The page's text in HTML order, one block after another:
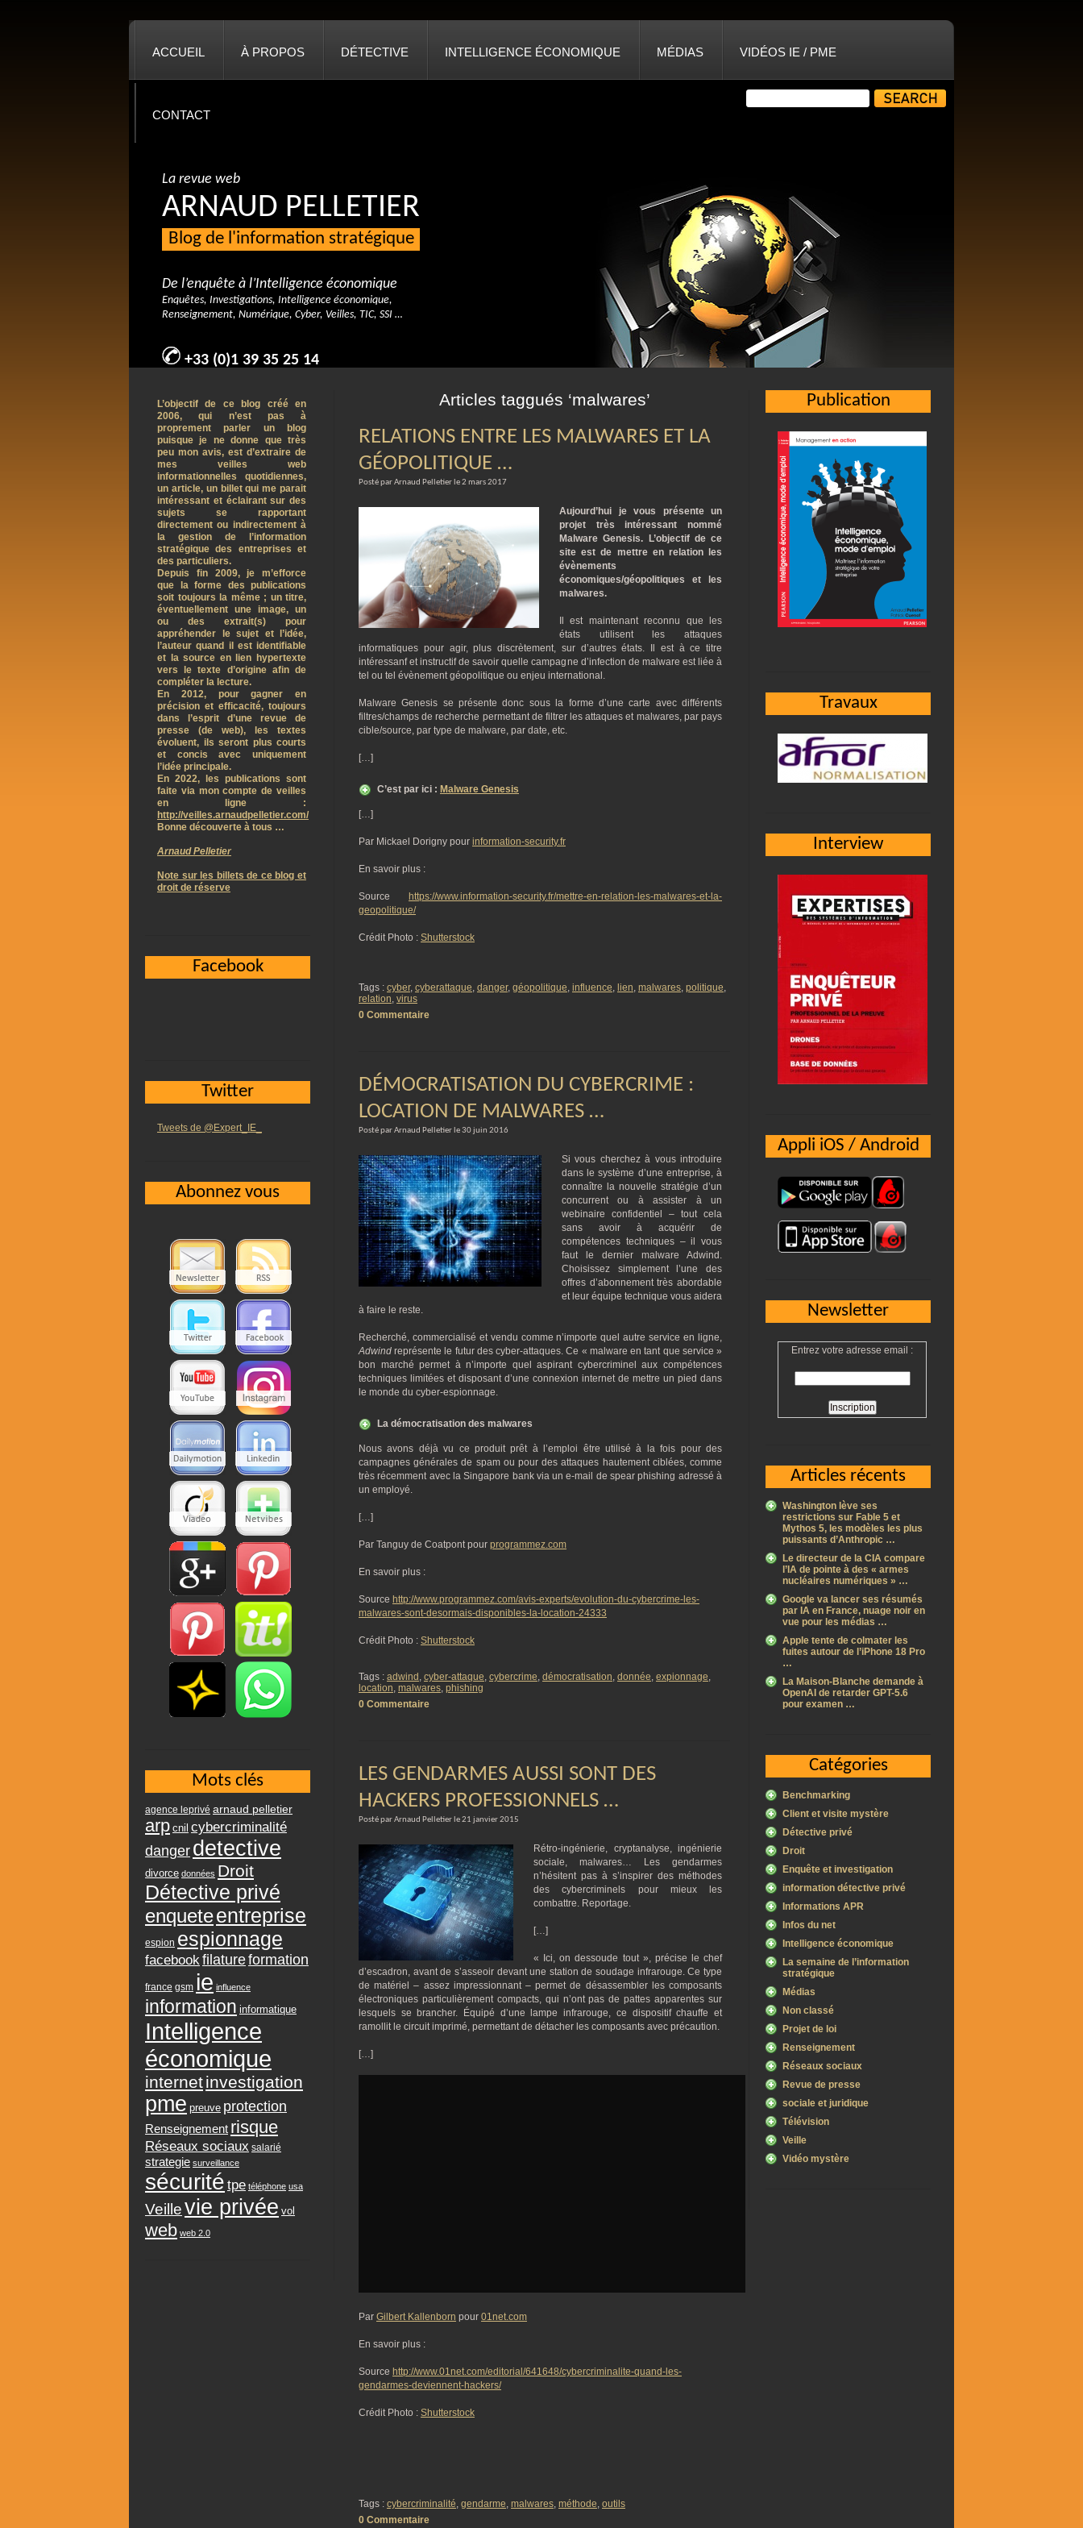
ACCUEIL À PROPOS DÉTECTIVE INTELLIGENCE ÉCONOMIQUE MÉDIAS VIDÉOS IE / PME
CONTACT
La revue web
ARNAUD PELLETIER
Blog de l'information stratégique
De l’enquête à l’Intelligence économique
Enquêtes, Investigations, Intelligence économique,
Renseignement, Numérique, Cyber, Veilles, TIC, SSI …
+33 (0)1 39 35 25 14
Articles taggués ‘malwares’
RELATIONS ENTRE LES MALWARES ET LA
GÉOPOLITIQUE …
Posté par Arnaud Pelletier le 2 mars 2017
Aujourd’hui je vous présente un
projet très intéressant nommé
Malware Genesis. L’objectif de ce
site est de mettre en relation les
évènements
économiques/géopolitiques et les
malwares.
Il est maintenant reconnu que les
états utilisent les attaques
informatiques pour agir, plus discrètement, sur d’autres états. Il est à ce titre
intéressanf et instructif de savoir quelle campagne d’infection de malware est liée à
tel ou tel évènement géopolitique ou enjeu international.
Malware Genesis se présente donc sous la forme d’une carte avec différents
filtres/champs de recherche permettant de filtrer les attaques et malwares, par pays
cible/source, par type de malware, par date, etc.
[…]
C’est par ici : Malware Genesis
[…]
Par Mickael Dorigny pour information-security.fr
En savoir plus :
Source
https://www.information-security.fr/mettre-en-relation-les-malwares-et-la-
geopolitique/
Crédit Photo : Shutterstock
Tags : cyber, cyberattaque, danger, géopolitique, influence, lien, malwares, politique,
relation, virus
0 Commentaire
DÉMOCRATISATION DU CYBERCRIME :
LOCATION DE MALWARES …
Posté par Arnaud Pelletier le 30 juin 2016
Si vous cherchez à vous introduire
dans le système d’une entreprise, à
connaître la nouvelle stratégie d’un
concurrent ou à assister à un
webinaire confidentiel – tout cela
sans avoir à acquérir de
compétences techniques – il vous
faut le dernier malware Adwind.
Choisissez simplement l’une des
offres d’abonnement très abordable
et leur équipe technique vous aidera
à faire le reste.
Recherché, commercialisé et vendu comme n’importe quel autre service en ligne,
Adwind représente le futur des cyber-attaques. Ce « malware en tant que service »
bon marché permet à n’importe quel aspirant cybercriminel aux compétences
techniques limitées et disposant d’une connexion internet de mettre un pied dans
le monde du cyber-espionnage.
La démocratisation des malwares
Nous avons déjà vu ce produit prêt à l’emploi être utilisé à la fois pour des
campagnes générales de spam ou pour des attaques hautement ciblées, comme
très récemment avec la Singapore bank via un e-mail de spear phishing adressé à
un employé.
[…]
Par Tanguy de Coatpont pour programmez.com
En savoir plus :
Source http://www.programmez.com/avis-experts/evolution-du-cybercrime-les-
malwares-sont-desormais-disponibles-la-location-24333
Crédit Photo : Shutterstock
Tags : adwind , cyber-attaque, cybercrime, démocratisation, donnée, expionnage,
location, malwares, phishing
0 Commentaire
LES GENDARMES AUSSI SONT DES
HACKERS PROFESSIONNELS …
Posté par Arnaud Pelletier le 21 janvier 2015
Rétro-ingénierie, cryptanalyse, ingénierie
sociale, malwares… Les gendarmes
n’hésitent pas à s’inspirer des méthodes
des cybercriminels pour mieux les
combattre. Reportage.
[…]
« Ici, on dessoude tout », précise le chef
d’escadron, avant de s’asseoir devant une station de soudage infrarouge. Ce type
de matériel – assez impressionnant – permet de désassembler les composants
électroniques particulièrement compacts, qui n’ont pas de pattes apparentes sur
lesquels se brancher. Équipé d’une lampe infrarouge, ce dispositif chauffe et
ramollit le circuit imprimé, permettant de détacher les composants avec précaution.
[…]
Par Gilbert Kallenborn pour 01net.com
En savoir plus :
Source http://www.01net.com/editorial/641648/cybercriminalite-quand-les-
gendarmes-deviennent-hackers/
Crédit Photo : Shutterstock
Tags : cybercriminalité, gendarme, malwares, méthode, outils
0 Commentaire
Publication
Travaux
Interview
Appli iOS / Android
Newsletter
Entrez votre adresse email :
Articles récents
Washington lève ses
restrictions sur Fable 5 et
Mythos 5, les modèles les plus
puissants d’Anthropic …
Le directeur de la CIA compare
l’IA de pointe à des « armes
nucléaires numériques » …
Google va lancer ses résumés
par IA en France, nuage noir en
vue pour les médias …
Apple tente de colmater les
fuites autour de l’iPhone 18 Pro
…
La Maison-Blanche demande à
OpenAI de retarder GPT-5.6
pour examen …
Catégories
Benchmarking
Client et visite mystère
Détective privé
Droit
Enquête et investigation
information détective privé
Informations APR
Infos du net
Intelligence économique
La semaine de l’information
stratégique
Médias
Non classé
Projet de loi
Renseignement
Réseaux sociaux
Revue de presse
sociale et juridique
Télévision
Veille
Vidéo mystère
L’objectif de ce blog créé en
2006, qui n’est pas à
proprement parler un blog
puisque je ne donne que très
peu mon avis, est d’extraire de
mes veilles web
informationnelles quotidiennes,
un article, un billet qui me parait
intéressant et éclairant sur des
sujets se rapportant
directement ou indirectement à
la gestion de l’information
stratégique des entreprises et
des particuliers.
Depuis fin 2009, je m’efforce
que la forme des publications
soit toujours la même ; un titre,
éventuellement une image, un
ou des extrait(s) pour
appréhender le sujet et l’idée,
l’auteur quand il est identifiable
et la source en lien hypertexte
vers le texte d’origine afin de
compléter la lecture.
En 2012, pour gagner en
précision et efficacité, toujours
dans l’esprit d’une revue de
presse (de web), les textes
évoluent, ils seront plus courts
et concis avec uniquement
l’idée principale.
En 2022, les publications sont
faite via mon compte de veilles
en ligne :
http://veilles.arnaudpelletier.com/
Bonne découverte à tous …
Arnaud Pelletier
Note sur les billets de ce blog et
droit de réserve
Facebook
Twitter
Tweets de @Expert_IE_
Abonnez vous
Mots clés
agence leprivé arnaud pelletier
arp cnil cybercriminalité
danger detective
divorce données Droit
Détective privé
enqueteentreprise
espion espionnage
facebookfilatureformation
france gsm ie influence
information informatique
Intelligence
économique
internetinvestigation
pme preuve protection
Renseignement risque
Réseaux sociaux salarié
strategie surveillance
sécurité tpe téléphone usa
Veillevie privée vol
web web 2.0